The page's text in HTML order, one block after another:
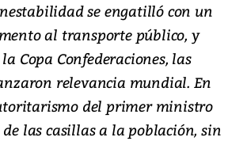
se engatilló con un
al transporte público, y
Copa Confederaciones, las
relevancia mundial. En
del primer ministro
de las casillas a la población, sin